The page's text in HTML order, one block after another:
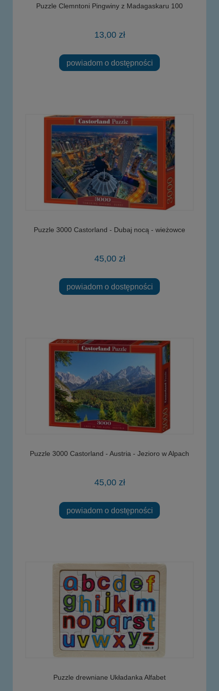
Puzzle Clemntoni Pingwiny z Madagaskaru 100
13,00 zł
powiadom o dostępności
Puzzle 3000 Castorland - Dubaj nocą - wieżowce
45,00 zł
powiadom o dostępności
Puzzle 3000 Castorland - Austria - Jezioro w Alpach
45,00 zł
powiadom o dostępności
Puzzle drewniane Układanka Alfabet